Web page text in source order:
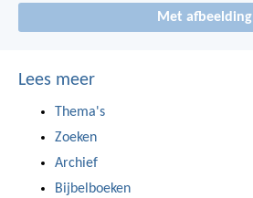
Met afbeelding
Lees meer
Thema's
Zoeken
Archief
Bijbelboeken